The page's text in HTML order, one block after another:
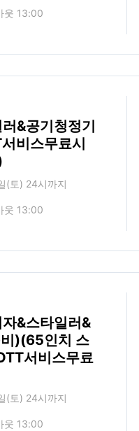
웃 13:00
&공기청정기
비스무료시
(토) 24시까지
웃 13:00
&스타일러&
)(65인치 스
서비스무료
(토) 24시까지
웃 13:00